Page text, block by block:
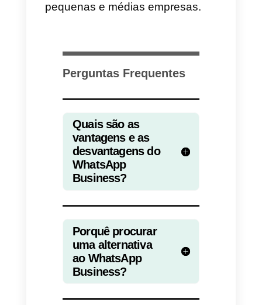
mensagens
Desvantagens
Não podes organizar as
mensagens
2)Não podes abri-lo em mais de
4 dispositivos
3)As mensagens perdem-se